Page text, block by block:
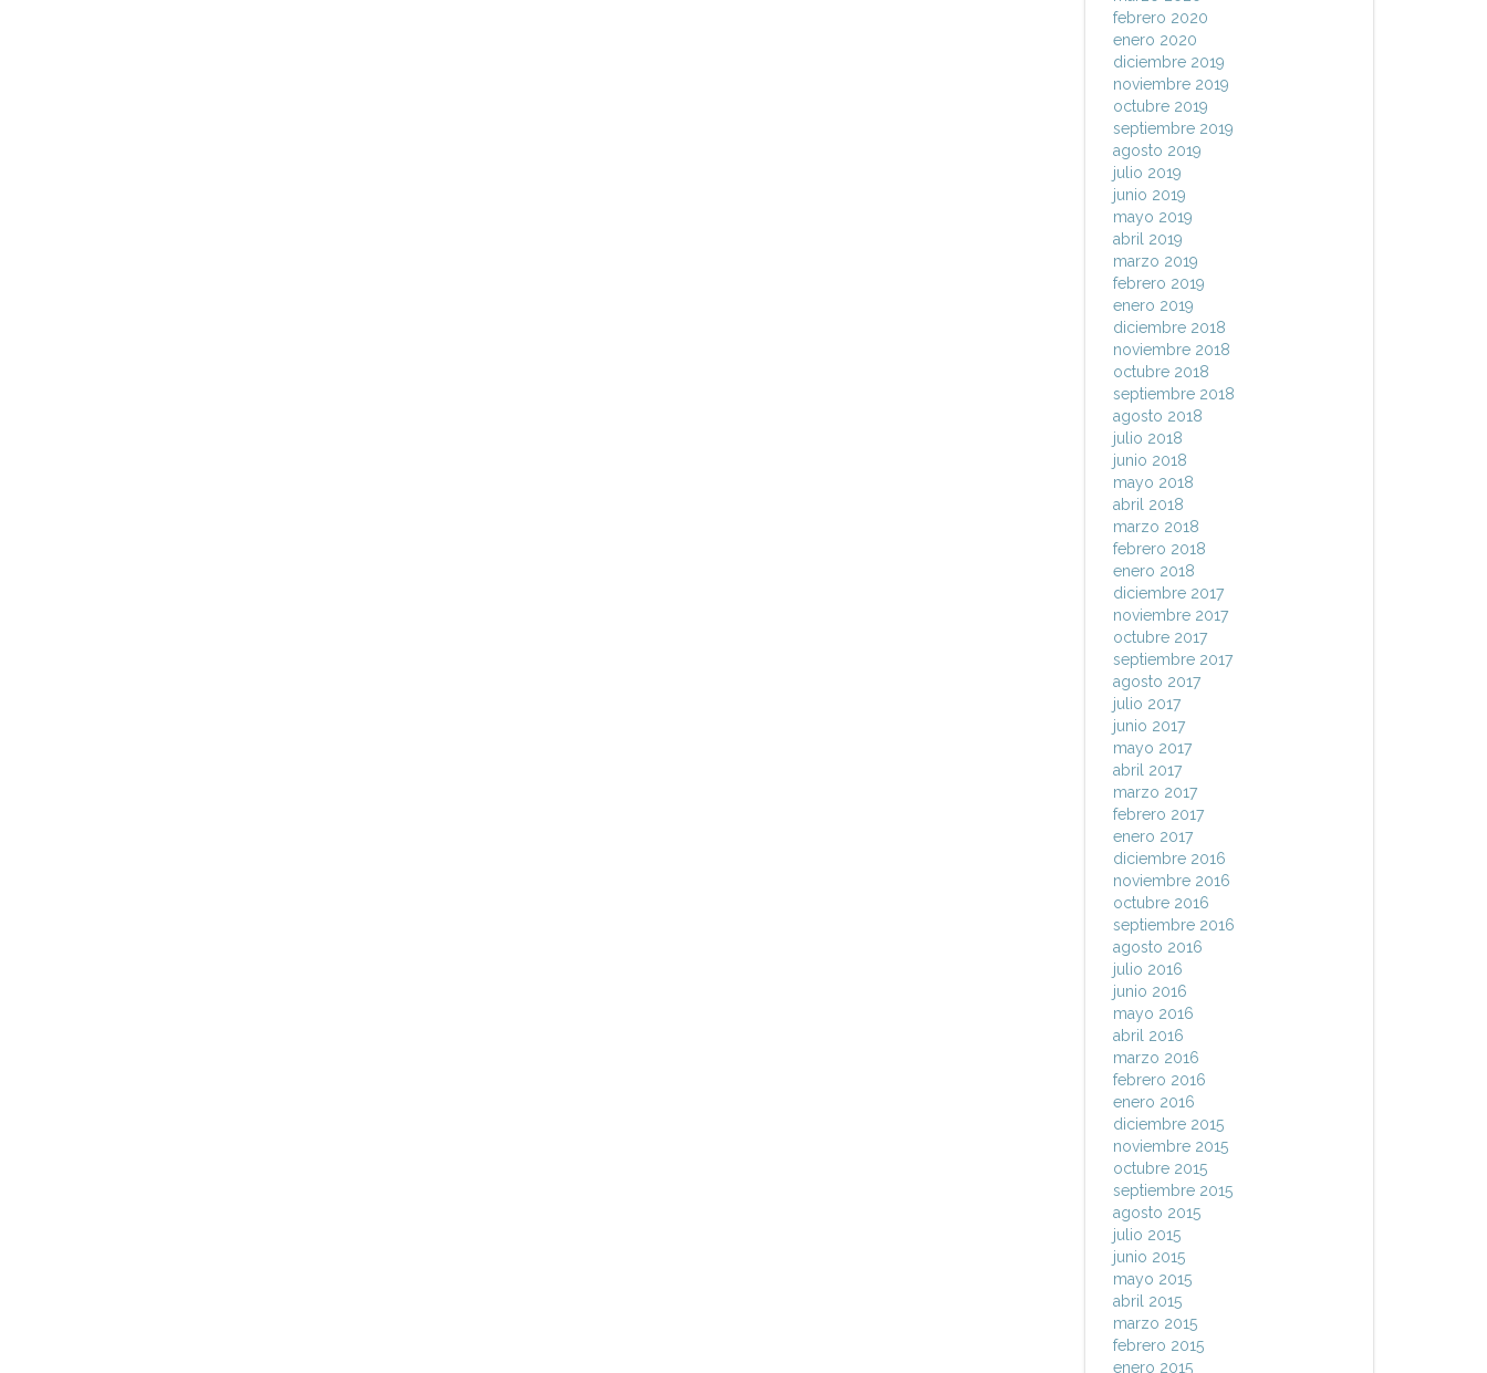
febrero 2020
enero 2020
diciembre 2019
noviembre 2019
octubre 2019
septiembre 2019
agosto 2019
julio 2019
junio 2019
mayo 2019
abril 2019
marzo 2019
febrero 2019
enero 2019
diciembre 2018
noviembre 2018
octubre 2018
septiembre 2018
agosto 2018
julio 2018
junio 2018
mayo 2018
abril 2018
marzo 2018
febrero 2018
enero 2018
diciembre 2017
noviembre 2017
octubre 2017
septiembre 2017
agosto 2017
julio 2017
junio 2017
mayo 2017
abril 2017
marzo 2017
febrero 2017
enero 2017
diciembre 2016
noviembre 2016
octubre 2016
septiembre 2016
agosto 2016
julio 2016
junio 2016
mayo 2016
abril 2016
marzo 2016
febrero 2016
enero 2016
diciembre 2015
noviembre 2015
octubre 2015
septiembre 2015
agosto 2015
julio 2015
junio 2015
mayo 2015
abril 2015
marzo 2015
febrero 2015
enero 2015